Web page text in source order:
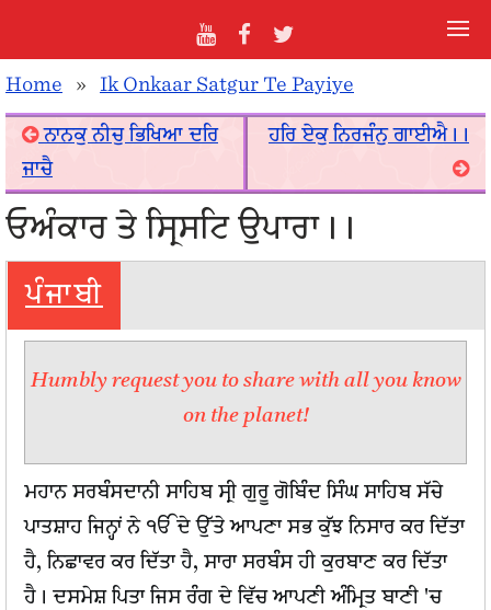
Home » Ik Onkaar Satgur Te Payiye
ਨਾਨਕੁ ਨੀਚੁ ਭਿਖਿਆ ਦਰਿ
ਜਾਚੈ
ਹਰਿ ਏਕੁ ਨਿਰਜੰਨੁ ਗਾਈਐ।।
ਓਅੰਕਾਰ ਤੇ ਸ੍ਰਿਸਟਿ ਉਪਾਰਾ।।
ਪੰਜਾਬੀ
Humbly request you to share with all you know
on the planet!
ਮਹਾਨ ਸਰਬੰਸਦਾਨੀ ਸਾਹਿਬ ਸ੍ਰੀ ਗੁਰੂ ਗੋਬਿੰਦ ਸਿੰਘ ਸਾਹਿਬ ਸੱਚੇ
ਪਾਤਸ਼ਾਹ ਜਿਨ੍ਹਾਂ ਨੇ ੴ ਦੇ ਉੱਤੇ ਆਪਣਾ ਸਭ ਕੁੱਝ ਨਿਸਾਰ ਕਰ ਦਿੱਤਾ
ਹੈ, ਨਿਛਾਵਰ ਕਰ ਦਿੱਤਾ ਹੈ, ਸਾਰਾ ਸਰਬੰਸ ਹੀ ਕੁਰਬਾਣ ਕਰ ਦਿੱਤਾ
ਹੈ। ਦਸਮੇਸ਼ ਪਿਤਾ ਜਿਸ ਰੰਗ ਦੇ ਵਿੱਚ ਆਪਣੀ ਅੰਮ੍ਰਿਤ ਬਾਣੀ 'ਚ